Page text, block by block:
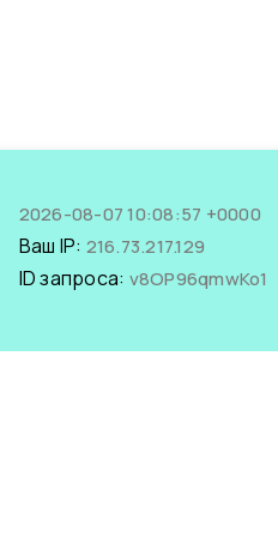
2026-08-07 10:08:57 +0000
Ваш IP: 216.73.217.129
ID запроса: v8OP96qmwKo1